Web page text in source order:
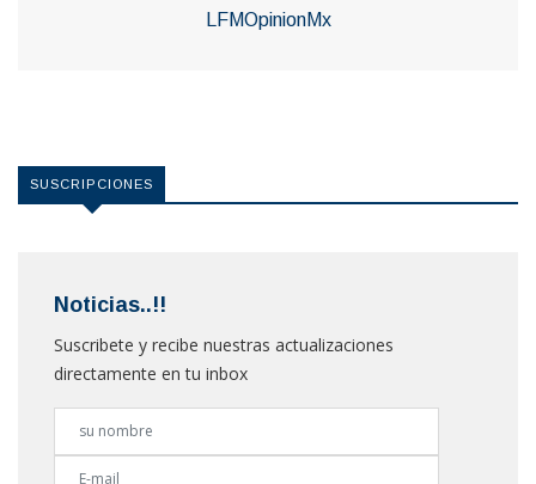
LFMOpinionMx
SUSCRIPCIONES
Noticias..!!
Suscribete y recibe nuestras actualizaciones
directamente en tu inbox